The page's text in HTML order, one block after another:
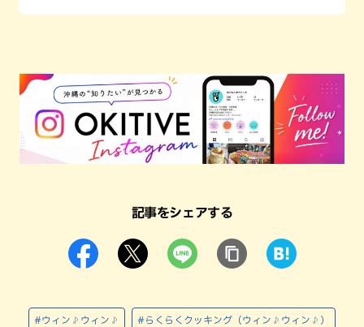
記事をシェアする
#ウィン♪ウィン♪ #らくらくクッキング（ウィン♪ウィン♪）